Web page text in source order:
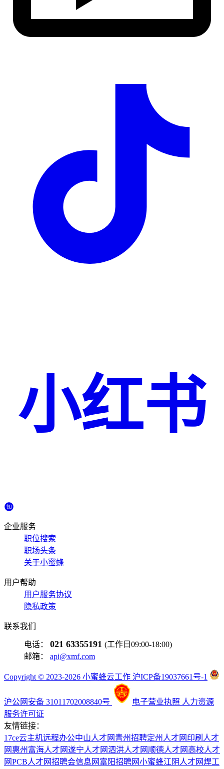
小红书
企业服务
职位搜索
职场头条
关于小蜜蜂
用户帮助
用户服务协议
隐私政策
联系我们
电话： 021 63355191 (工作日09:00-18:00)
邮箱： api@xmf.com
Copyright © 2023-2026 小蜜蜂云工作 沪ICP备19037661号-1
沪公网安备 31011702008840号 电子营业执照 人力资源
服务许可证
友情链接：
17ce云主机远程办公中山人才网 青州招聘定州人才网 印刷人才
网 惠州富海人才网遂宁人才网泗洪人才网 顺德人才网 高校人才
网PCB人才网招聘会信息网 富阳招聘网小蜜蜂江阴人才网焊工